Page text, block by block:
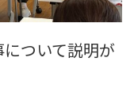
ついて説明が